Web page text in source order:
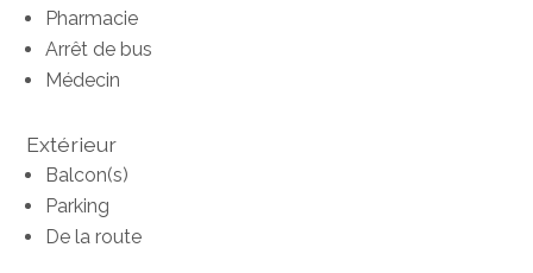
Pharmacie
Arrêt de bus
Médecin
Extérieur
Balcon(s)
Parking
De la route